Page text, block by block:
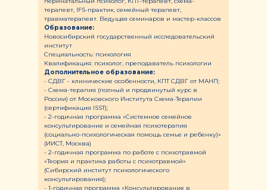
терапевт, IFS-практик, семейный терапевт,
травматерапевт. Ведущая семинаров и мастер-классов
Образование:
Новосибирский государственный исследовательский
институт
Специальность: психология
Квалификация: психолог, преподаватель психологии
Дополнительное образование:
- СДВГ - клинические особенности, КПТ СДВГ от МАНП;
- Схема-терапия (полный и продвинутый курс в
России) от Московского Института Схема-Терапии
(сертификация ISST);
- 2-годичная программа «Системное семейное
консультирование и семейная психотерапия
(социально-психологическая помощь семье и ребенку)»
(ИИСТ, Москва)
- 2-годичная программа по работе с психотравмой
«Теория и практика работы с психотравмой»
(Сибирский институт психологического
консультирования);
- 1-годичная программа «Консультирование в